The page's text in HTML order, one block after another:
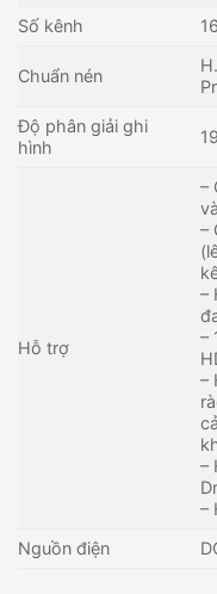
Số kênh
Chuẩn nén
Độ phân giải ghi
hình
Hỗ trợ
–
–
–
–
–
–
–
Nguồn điện